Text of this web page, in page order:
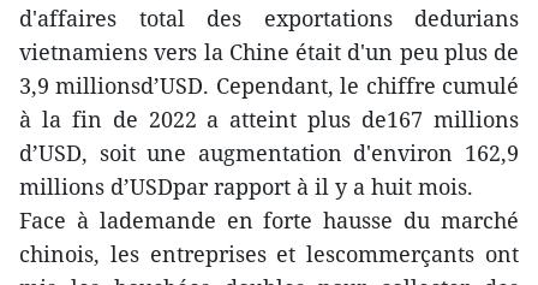
d'affaires total des exportations dedurians
vietnamiens vers la Chine était d'un peu plus de
3,9 millionsd’USD. Cependant, le chiffre cumulé
à la fin de 2022 a atteint plus de167 millions
d’USD, soit une augmentation d'environ 162,9
millions d’USDpar rapport à il y a huit mois.
Face à lademande en forte hausse du marché
chinois, les entreprises et lescommerçants ont